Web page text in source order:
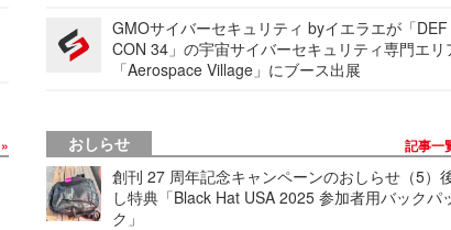
GMOサイバーセキュリティ byイエラエが「DEF
CON 34」の宇宙サイバーセキュリティ専門エリ
「Aerospace Village」にブース出展
おしらせ 記事一
創刊 27 周年記念キャンペーンのおしらせ（5）
し特典「Black Hat USA 2025 参加者用バックパ
ク」